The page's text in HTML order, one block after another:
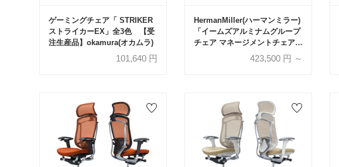
ゲーミングチェア「 STRIKER
ストライカーEX」全3色 【受
注生産品】okamura(オカムラ)
101,640円
HermanMiller(ハーマンミラー)
「イームズアルミナムグループ
チェア マネージメントチェア」
423,500円 ～